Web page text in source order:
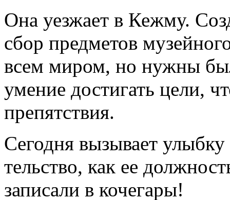
Она уезжает в Кежму.
сбор предметов
всем миром, но нужны
умение достигать цели,
препятствия.
Сегодня вызывает
тельство, как ее
записали в кочегары!